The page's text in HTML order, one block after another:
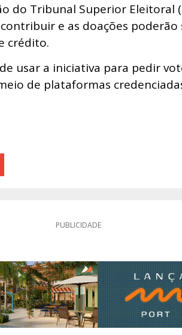
do Tribunal Superior Eleitoral
e as doações poderão
crédito.
usar a iniciativa para pedir
de plataformas
PUBLICIDADE